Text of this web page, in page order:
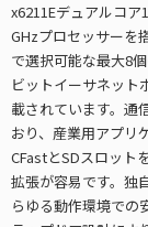
x6211Eデュアルコ
GHzプロセッサーを
で選択可能な最大8
ビットイーサネット
載されています。通
おり、産業用アプリ
CFastとSDスロット
拡張が容易です。独
らゆる動作環境での